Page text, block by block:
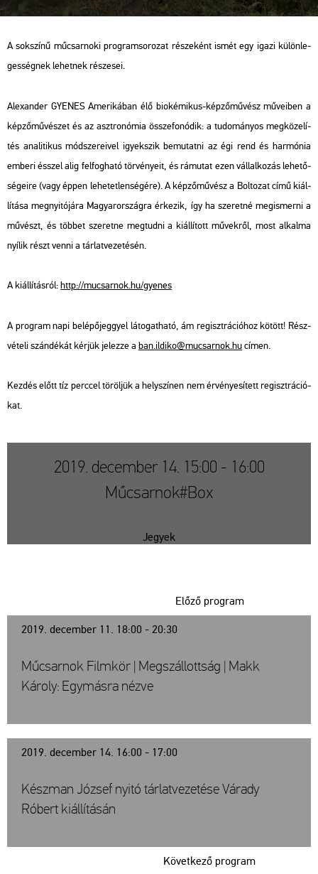
A sok­szí­nű mű­csar­no­ki prog­ram­so­ro­zat ré­sze­ként ismét egy igazi kü­lön­le­
ges­ség­nek le­het­nek ré­sze­sei.
Ale­xan­der GYE­NES Ame­ri­ká­ban élő bio­ké­mi­kus-kép­ző­mű­vész mű­ve­i­ben a
kép­ző­mű­vé­szet és az aszt­ro­nó­mia össze­fo­nó­dik: a tu­do­má­nyos meg­kö­ze­lí­
tés ana­li­ti­kus mód­sze­re­i­vel igyek­szik be­mu­tat­ni az égi rend és har­mó­nia
em­be­ri ésszel alig fel­fog­ha­tó tör­vé­nye­it, és rá­mu­tat ezen vál­lal­ko­zás le­he­tő­
sé­ge­i­re (vagy éppen le­he­tet­len­sé­gé­re). A kép­ző­mű­vész a Bol­to­zat című ki­ál­
lí­tá­sa meg­nyi­tó­já­ra Ma­gyar­or­szág­ra ér­ke­zik, így ha sze­ret­né meg­is­mer­ni a
mű­vészt, és töb­bet sze­ret­ne meg­tud­ni a ki­ál­lí­tott mű­vek­ről, most al­kal­ma
nyí­lik részt venni a tár­lat­ve­ze­té­sén.
A ki­ál­lí­tás­ról:http://​mu­csar­nok.​hu/​gye­nes
A prog­ram napi be­lé­pő­jeggyel lá­to­gat­ha­tó, ám re­giszt­rá­ci­ó­hoz kö­tött! Rész­
vé­te­li szán­dé­kát kér­jük je­lez­ze a ban.​il­di­ko@​mu­csar­nok.​hucímen.
Kez­dés előtt tíz perc­cel tö­röl­jük a hely­szí­nen nem ér­vé­nye­sí­tett re­giszt­rá­ci­ó­
kat.
2019. december 14. 15:00 - 16:00
Műcsarnok#Box
Jegyek
2019. december 11. 18:00 - 20:30
Előző program
Műcsarnok Filmkör | Megszállottság | Makk
Károly: Egymásra nézve
2019. december 14. 16:00 - 17:00
Következő program
Készman József nyitó tárlatvezetése Várady
Róbert kiállításán